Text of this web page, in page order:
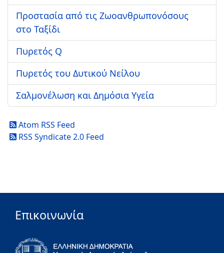
Προστασία από τις Ζωοανθρωπονόσους
στο Ταξίδι
Πυρετός Q
Πυρετός του Δυτικού Νείλου
Σαλμονέλωση και Δημόσια Υγεία
Atom RSS Feed
RSS Syndicate 2.0 Feed
Επικοινωνία